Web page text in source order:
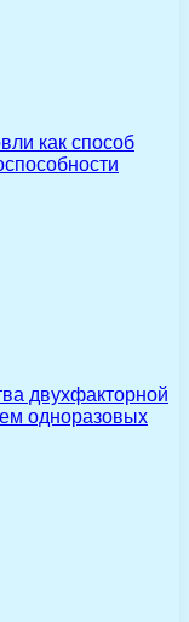
как способ
двухфакторной
одноразовых